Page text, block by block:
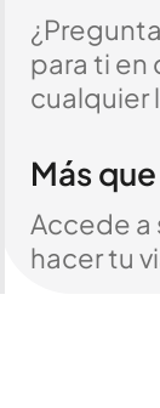
para ti en
cualquier
Más
Accede a
hacer tu